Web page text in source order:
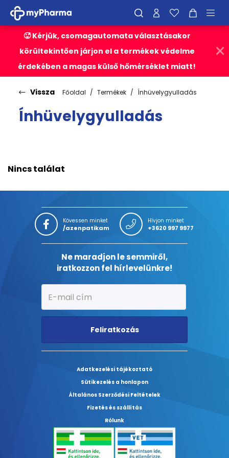
🥵 Kérjük, csomagautomata választásakor
körültekintően járjon el a termékek védelme
érdekében a magas külső hőmérséklet miatt!
Vissza Főoldal Termékek Ínhüvelygyulladás
Ínhüvelygyulladás
Nincs találat
Kövessen minket
/azenpatikam
Hívjon minket
+3620 997 9977
Ne maradjon le semmiről,
iratkozzon fel hírlevelünkre!
Feliratkozás
Adatkezelési tájékoztató
Sütikezelés a honlapon
Általános Szerződési Feltételek
Fizetés és szállítás
Rólunk